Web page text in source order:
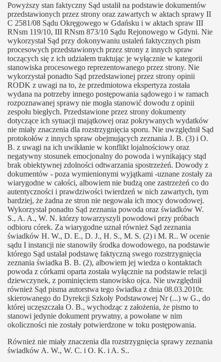
Powyższy stan faktyczny Sąd ustalił na podstawie dokumentów
przedstawionych przez strony oraz zawartych w aktach sprawy II
C 2581/08 Sądu Okręgowego w Gdańsku i w aktach spraw III
RNsm 119/10, III RNsm 873/10 Sądu Rejonowego w Gdyni. Nie
wykorzystał Sąd przy dokonywaniu ustaleń faktycznych pism
procesowych przedstawionych przez strony z innych spraw
toczących się z ich udziałem traktując je wyłącznie w kategorii
stanowiska procesowego reprezentowanego przez strony. Nie
wykorzystał ponadto Sąd przedstawionej przez strony opinii
RODK z uwagi na to, że przedmiotowa ekspertyza została
wydana na potrzeby innego postępowania sądowego i w ramach
rozpoznawanej sprawy nie mogła stanowić dowodu z opinii
zespołu biegłych. Przedstawione przez strony dokumenty
dotyczące ich sytuacji majątkowej oraz pokrywanych wydatków
nie miały znaczenia dla rozstrzygnięcia sporu. Nie uwzględnił Sąd
protokołów z innych spraw obejmujących zeznania J. B. (3) i O.
B. z uwagi na ich uwikłanie w konflikt lojalnościowy oraz
negatywny stosunek emocjonalny do powoda i wynikający stąd
brak obiektywnej zdolności odtwarzania spostrzeżeń. Dowody z
dokumentów - poza wymienionymi wyjątkami -uznane zostały za
wiarygodne w całości, albowiem nie budzą one zastrzeżeń co do
autentyczności i prawdziwości twierdzeń w nich zawartych, tym
bardziej, że żadna ze stron nie negowała ich mocy dowodowej.
Wykorzystał ponadto Sąd zeznania powoda oraz świadków W.
S., A. A., W. N. którzy towarzyszyli powodowi przy próbach
odbioru córek. Za wiarygodne uznał również Sąd zeznania
świadków H. W., D. E., D. J., H. S., M. S. (2) i M. R.. W ocenie
sądu I instancji nie stanowiły środka dowodowego, na podstawie
którego Sąd ustalał podstawę faktyczną swego rozstrzygnięcia
zeznania świadka B. B. (2), albowiem jej wiedza o kontaktach
powoda z córkami oparta została wyłącznie na podstawie relacji
dziewczynek, z pominięciem stanowisko ojca. Nie uwzględnił
również Sąd pisma autorstwa tego świadka z dnia 08.03.2010r.
skierowanego do Dyrekcji Szkoły Podstawowej Nr (...) w G., do
której uczęszczała O. B., wychodząc z założenia, że pismo to
stanowi jedynie dokument prywatny, a powołane w nim
okoliczności nie zostały potwierdzone w toku postępowania.
Również nie miały znaczenia dla rozstrzygnięcia sprawy zeznania
świadków A. W., W. C. i O. K. i A. S..